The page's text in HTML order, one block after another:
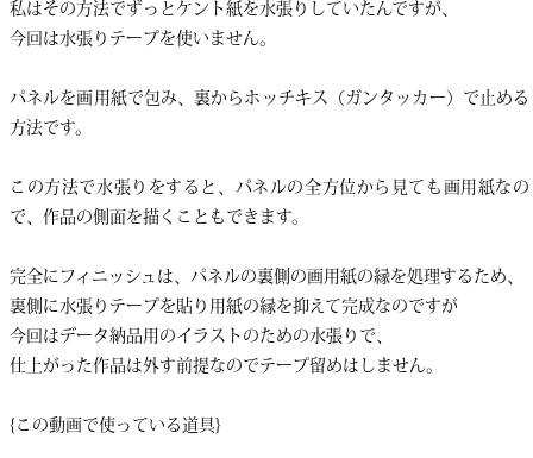
私はその方法でずっとケント紙を水張りしていたんですが、
今回は水張りテープを使いません。
パネルを画用紙で包み、裏からホッチキス（ガンタッカー）で止める
方法です。
この方法で水張りをすると、パネルの全方位から見ても画用紙なの
で、作品の側面を描くこともできます。
完全にフィニッシュは、パネルの裏側の画用紙の縁を処理するため、
裏側に水張りテープを貼り用紙の縁を抑えて完成なのですが
今回はデータ納品用のイラストのための水張りで、
仕上がった作品は外す前提なのでテープ留めはしません。
{この動画で使っている道具}